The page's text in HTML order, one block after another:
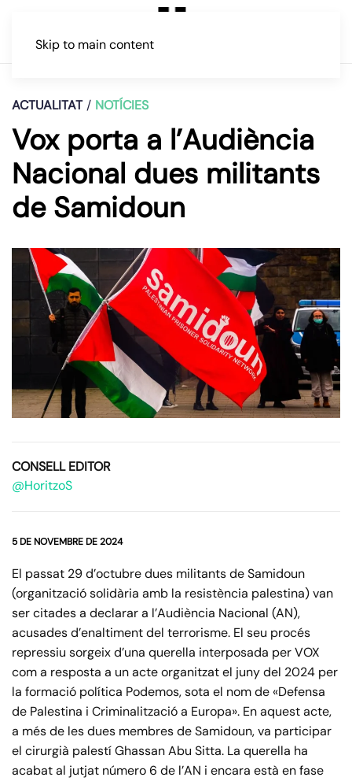
Skip to main content
ACTUALITAT NOTÍCIES
Vox porta a l’Audiència
Nacional dues militants
de Samidoun
CONSELL EDITOR
@HoritzoS
5 DE NOVEMBRE DE 2024
El passat 29 d’octubre dues militants de Samidoun
(organització solidària amb la resistència palestina) van
ser citades a declarar a l’Audiència Nacional (AN),
acusades d’enaltiment del terrorisme. El seu procés
repressiu sorgeix d’una querella interposada per VOX
com a resposta a un acte organitzat el juny del 2024 per
la formació política Podemos, sota el nom de «Defensa
de Palestina i Criminalització a Europa». En aquest acte,
a més de les dues membres de Samidoun, va participar
el cirurgià palestí Ghassan Abu Sitta. La querella ha
acabat al jutjat número 6 de l’AN i encara està en fase